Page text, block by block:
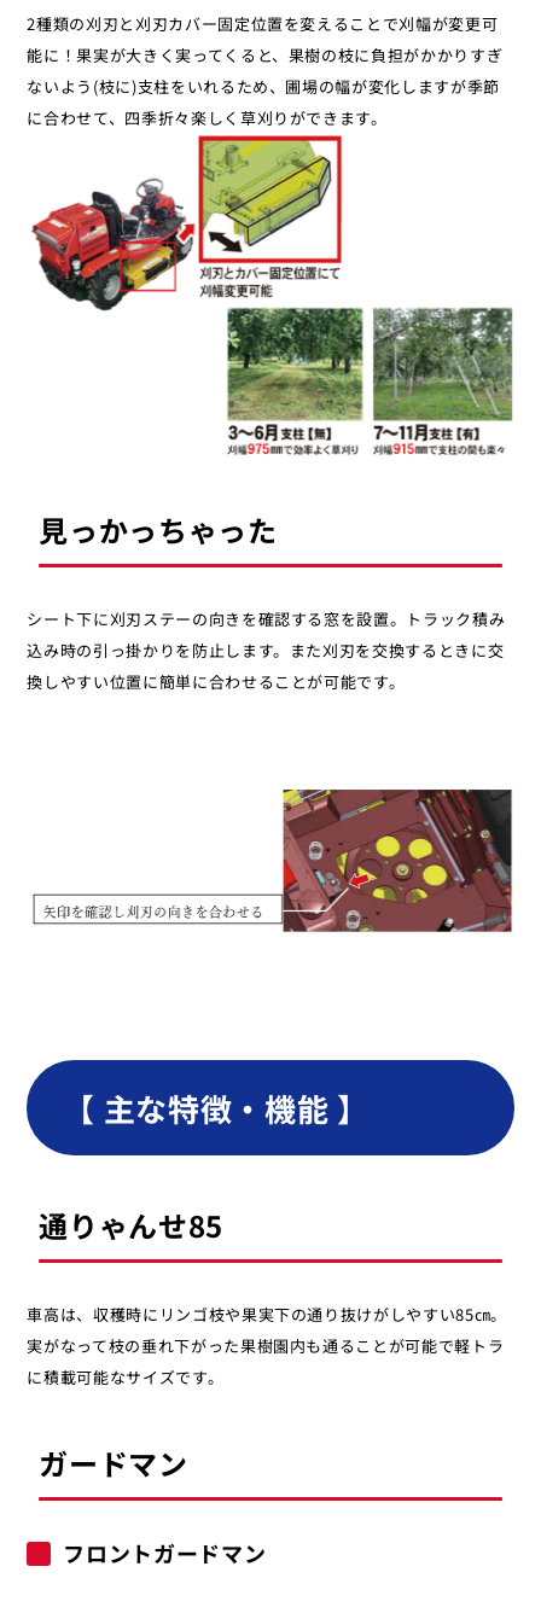
2種類の刈刃と刈刃カバー固定位置を変えることで刈幅が変更可
能に！果実が大きく実ってくると、果樹の枝に負担がかかりすぎ
ないよう(枝に)支柱をいれるため、圃場の幅が変化しますが季節
に合わせて、四季折々楽しく草刈りができます。
見っかっちゃった
シート下に刈刃ステーの向きを確認する窓を設置。トラック積み
込み時の引っ掛かりを防止します。また刈刃を交換するときに交
換しやすい位置に簡単に合わせることが可能です。
【 主な特徴・機能 】
通りゃんせ85
車高は、収穫時にリンゴ枝や果実下の通り抜けがしやすい85㎝。
実がなって枝の垂れ下がった果樹園内も通ることが可能で軽トラ
に積載可能なサイズです。
ガードマン
フロントガードマン